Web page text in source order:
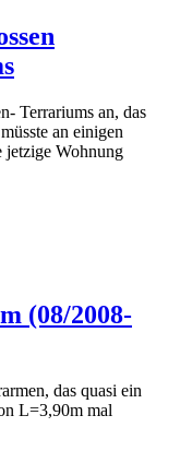
Terrariums an, das
an einigen
jetzige Wohnung
(08/2008-
das quasi ein
L=3,90m mal